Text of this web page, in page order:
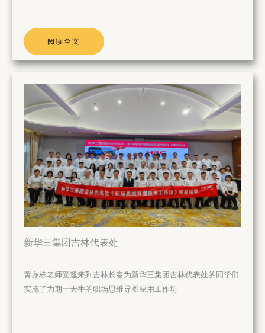
阅读全文
新华三集团吉林代表处
黄亦栋老师受邀来到吉林长春为新华三集团吉林代表处的同学们
实施了为期一天半的职场思维导图应用工作坊